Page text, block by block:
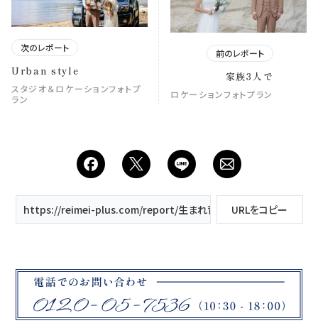
次のレポート
Urban style
スタジオ＆ロケーションフォトプ
ラン
前のレポート
家族3人で
ロケーションフォトプラン
https://reimei-plus.com/report/生まれ育った自宅で/
URLをコピー